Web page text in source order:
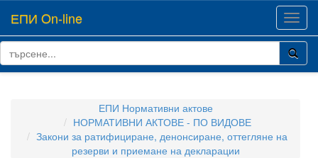
ЕПИ On-line
ЕПИ Нормативни актове
НОРМАТИВНИ АКТОВЕ - ПО ВИДОВЕ
Закони за ратифициране, денонсиране, оттегляне на
резерви и приемане на декларации